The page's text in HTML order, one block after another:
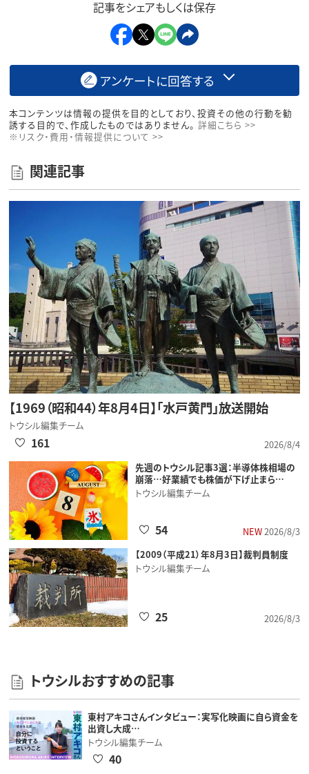
記事をシェアもしくは保存
アンケートに回答する
本コンテンツは情報の提供を目的としており、投資その他の行動を勧
誘する目的で、作成したものではありません。 詳細こちら >>
※リスク・費用・情報提供について >>
関連記事
【1969（昭和44）年8月4日】「水戸黄門」放送開始
トウシル編集チーム
2026/8/4
161
先週のトウシル記事3選：半導体株相場の
崩落…好業績でも株価が下げ止まら…
トウシル編集チーム
NEW2026/8/3
54
【2009（平成21）年8月3日】裁判員制度
トウシル編集チーム
2026/8/3
25
トウシルおすすめの記事
東村アキコさんインタビュー：実写化映画に自ら資金を
出資し大成…
トウシル編集チーム
40